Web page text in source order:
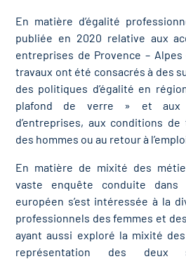
En matière d’égalité
publiée en 2020 relative aux
entreprises de Provence – Alpes
travaux ont été consacrés à des
des politiques d’égalité en
plafond de verre » et aux
d’entreprises, aux conditions
des hommes ou au retour à
En matière de mixité des
vaste enquête conduite dans
européen s’est intéressée à la
professionnels des femmes et
ayant aussi exploré la mixité
représentation des